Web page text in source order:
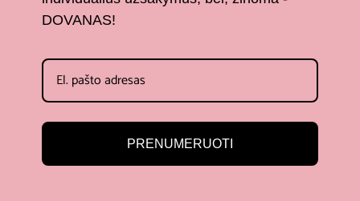
DOVANAS!
PRENUMERUOTI